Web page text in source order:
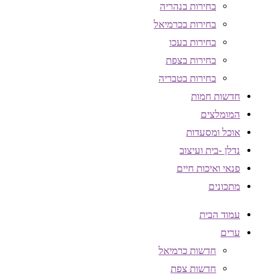
בחירות בנהריה
בחירות בכרמיאל
בחירות בעכו
בחירות בצפת
בחירות בטבריה
חדשות חמות
המומלצים
אוכל ומסעדות
נדלן -בית ועיצוב
פנאי ואיכות חיים
מתכונים
עמוד הבית
ערים
חדשות כרמיאל
חדשות צפת